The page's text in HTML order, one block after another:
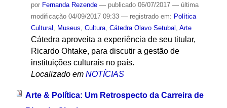
por Fernanda Rezende — publicado06/07/2017 — última
modificação04/09/2017 09:33 — registrado em: Política
Cultural
Museus Cultura, Cátedra Olavo Setubal Arte
Cátedra aproveita a experiência de seu titular,
Ricardo Ohtake, para discutir a gestão de
instituições culturais no país.
Localizado em NOTÍCIAS
Arte & Política: Um Retrospecto da Carreira de